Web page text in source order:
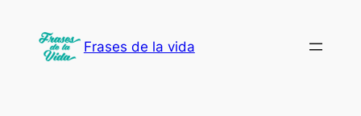
contenido
Frases de la vida